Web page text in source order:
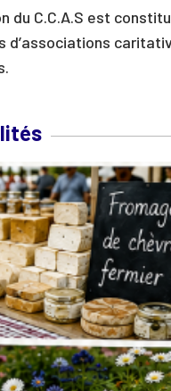
du C.C.A.S est
d’associations